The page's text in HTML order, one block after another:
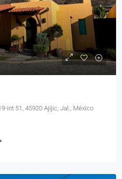
int 51, 45920 Ajijic, Jal., México